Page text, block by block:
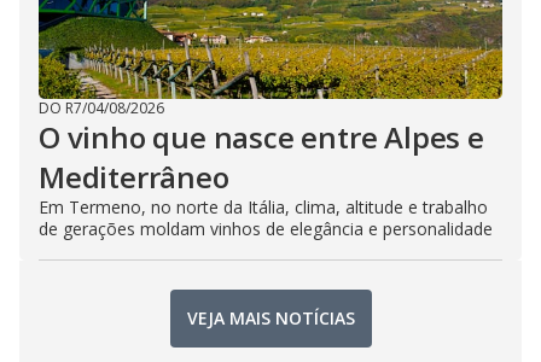
DO R7/04/08/2026
O vinho que nasce entre Alpes e
Mediterrâneo
Em Termeno, no norte da Itália, clima, altitude e trabalho
de gerações moldam vinhos de elegância e personalidade
VEJA MAIS NOTÍCIAS